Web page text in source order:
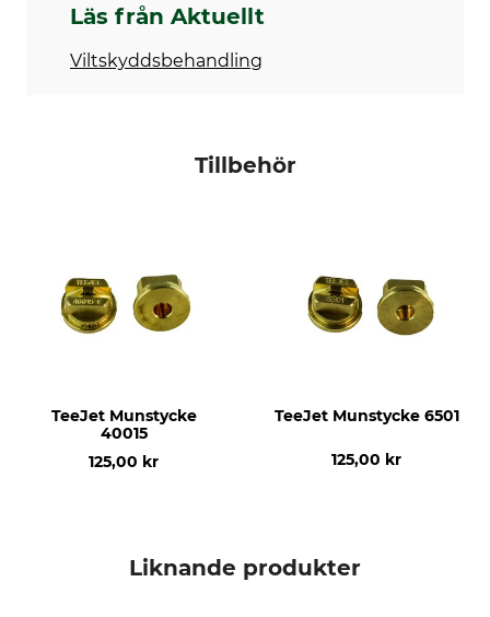
Läs från Aktuellt
Viltskyddsbehandling
Tillbehör
TeeJet Munstycke
40015
125,00 kr
TeeJet Munstycke 6501
125,00 kr
Liknande produkter